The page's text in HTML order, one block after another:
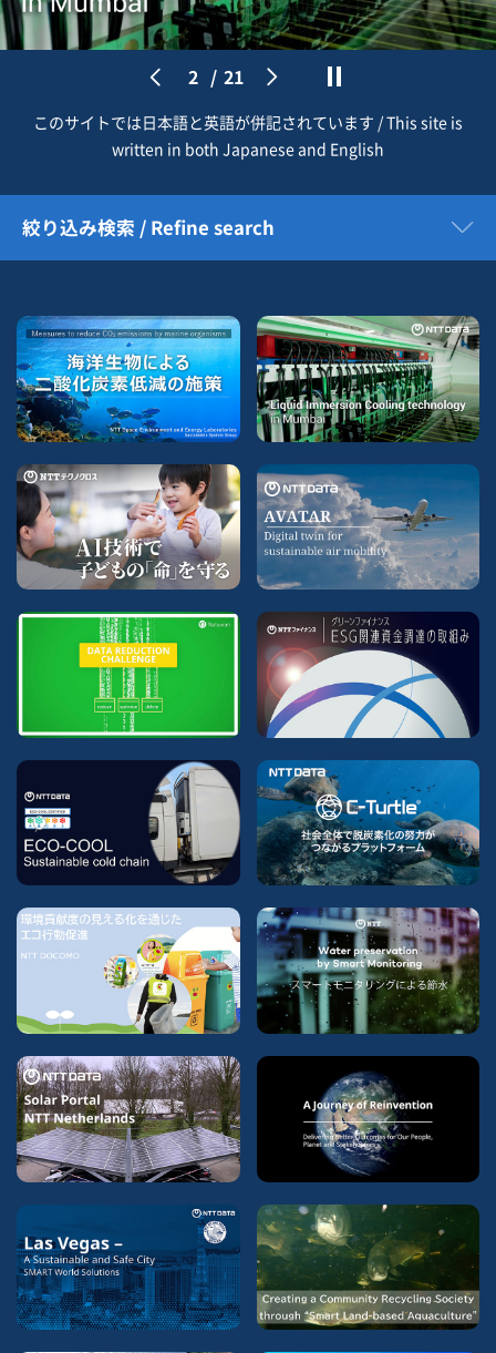
2 / 21
このサイトでは日本語と英語が併記されています / This site is
written in both Japanese and English
絞り込み検索 / Refine search